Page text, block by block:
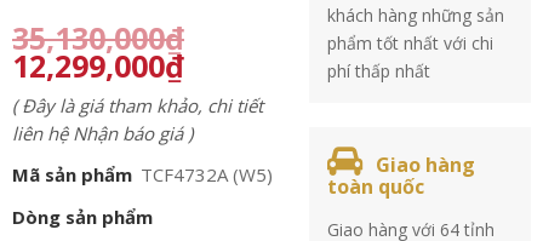
35,130,000₫
12,299,000₫
( Đây là giá tham khảo, chi tiết
liên hệ Nhận báo giá )
Mã sản phẩm TCF4732A (W5)
Dòng sản phẩm
khách hàng những sản
phẩm tốt nhất với chi
phí thấp nhất
Giao hàng
toàn quốc
Giao hàng với 64 tỉnh